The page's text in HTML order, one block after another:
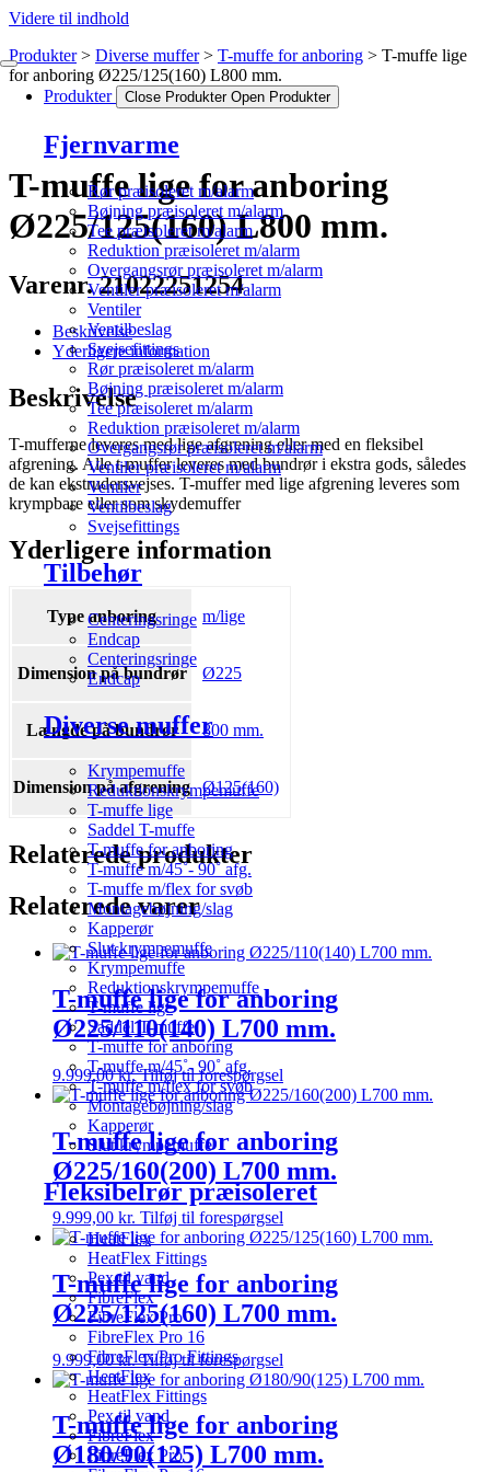
Videre til indhold
Produkter Close Produkter Open Produkter
Fjernvarme
Rør præisoleret m/alarm
Bøjning præisoleret m/alarm
Tee præisoleret m/alarm
Reduktion præisoleret m/alarm
Overgangsrør præisoleret m/alarm
Ventiler præisoleret m/alarm
Ventiler
Ventilbeslag
Svejsefittings
Rør præisoleret m/alarm
Bøjning præisoleret m/alarm
Tee præisoleret m/alarm
Reduktion præisoleret m/alarm
Overgangsrør præisoleret m/alarm
Ventiler præisoleret m/alarm
Ventiler
Ventilbeslag
Svejsefittings
Tilbehør
Centeringsringe
Endcap
Centeringsringe
Endcap
Diverse muffer
Krympemuffe
Reduktionskrympemuffe
T-muffe lige
Saddel T-muffe
T-muffe for anboring
T-muffe m/45˚- 90˚ afg.
T-muffe m/flex for svøb
Montagebøjning/slag
Kapperør
Slut krympemuffe
Krympemuffe
Reduktionskrympemuffe
T-muffe lige
Saddel T-muffe
T-muffe for anboring
T-muffe m/45˚- 90˚ afg.
T-muffe m/flex for svøb
Montagebøjning/slag
Kapperør
Slut krympemuffe
Fleksibelrør præisoleret
HeatFlex
HeatFlex Fittings
Pex til vand
FibreFlex
FibreFlex Pro
FibreFlex Pro 16
FibreFlex/Pro Fittings
HeatFlex
HeatFlex Fittings
Pex til vand
FibreFlex
FibreFlex Pro
Produkter Diverse muffer T-muffe for anboring
T-muffe lige
for anboring Ø225/125(160) L800 mm.
T-muffe lige for anboring
Ø225/125(160) L800 mm.
Varenr. 21022251254
Beskrivelse
Yderligere information
Beskrivelse
T-mufferne leveres med lige afgrening eller med en fleksibel
afgrening. Alle t-muffer leveres med bundrør i ekstra gods, således
de kan ekstrudersvejses. T-muffer med lige afgrening leveres som
krympbare eller som skydemuffer
Yderligere information
Type anboring m/lige
Dimension på bundrør Ø225
Længde på bundrør 800 mm.
Dimension på afgrening Ø125(160)
Relaterede produkter
Relaterede varer
T-muffe lige for anboring
Ø225/110(140) L700 mm.
9.999,00kr. Tilføj til forespørgsel
T-muffe lige for anboring
Ø225/160(200) L700 mm.
9.999,00 kr. Tilføj til forespørgsel
T-muffe lige for anboring
Ø225/125(160) L700 mm.
9.999,00kr. Tilføj til forespørgsel
T-muffe lige for anboring
Ø180/90(125) L700 mm.